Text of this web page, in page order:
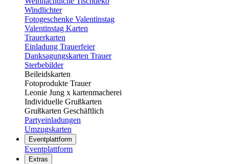
Windlichter
Fotogeschenke Valentinstag
Valentinstag Karten
Trauerkarten
Einladung Trauerfeier
Danksagungskarten Trauer
Sterbebilder
Beileidskarten
Fotoprodukte Trauer
Leonie Jung x kartenmacherei
Individuelle Grußkarten
Grußkarten Geschäftlich
Partyeinladungen
Umzugskarten
Eventplattform
Eventplattform
Extras